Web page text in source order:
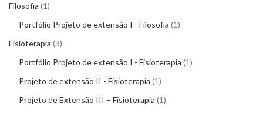
Filosofia 1
Portfólio Projeto de extensão I - Filosofia 1
Fisioterapia 3
Portfólio Projeto de extensão I - Fisioterapia 1
Projeto de extensão II - Fisioterapia 1
Projeto de Extensão III – Fisioterapia 1